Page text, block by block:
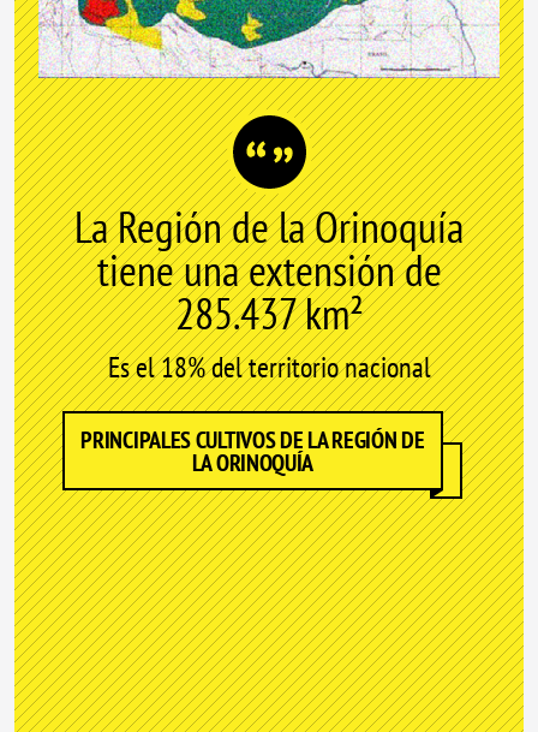
La Región de la Orinoquía
tiene una extensión de
285.437 km²
Es el 18% del territorio nacional
PRINCIPALES CULTIVOS DE LA REGIÓN DE
LA ORINOQUÍA